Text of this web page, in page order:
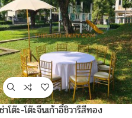
าโต๊ะ-โต๊ะจีนเก้าอี้ชิวารีสีทอง